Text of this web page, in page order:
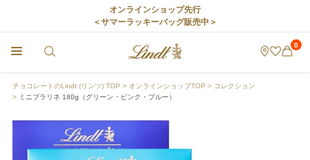
オンラインショップ先行
＜サマーラッキーバッグ販売中＞
0
チョコレートのLindt (リンツ) TOP オンラインショップTOP
コレクション
ミニプラリネ 180g（グリーン・ピンク・ブルー）